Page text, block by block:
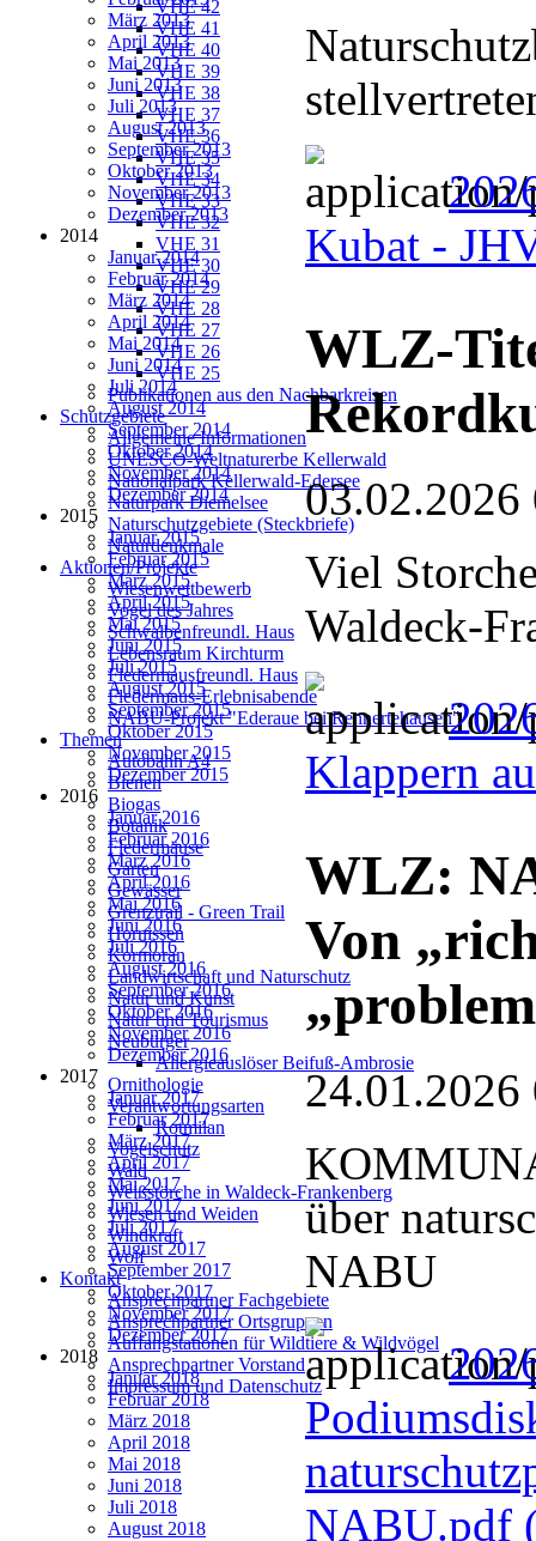
VHE 42
VHE 41
VHE 40
VHE 39
VHE 38
VHE 37
VHE 36
VHE 35
VHE 34
VHE 33
VHE 32
VHE 31
VHE 30
VHE 29
VHE 28
VHE 27
VHE 26
VHE 25
Publikationen aus den Nachbarkreisen
Schutzgebiete
Allgemeine Informationen
UNESCO-Weltnaturerbe Kellerwald
Nationalpark Kellerwald-Edersee
Naturpark Diemelsee
Naturschutzgebiete (Steckbriefe)
Naturdenkmale
Aktionen/Projekte
Wiesenwettbewerb
Vogel des Jahres
Schwalbenfreundl. Haus
Lebensraum Kirchturm
Fledermausfreundl. Haus
Fledermaus-Erlebnisabende
NABU-Projekt "Ederaue bei Rennertehausen"
Themen
Autobahn A4
Bienen
Biogas
Botanik
Fledermäuse
Garten
Gewässer
Grenztrail - Green Trail
Hornissen
Kormoran
Landwirtschaft und Naturschutz
Natur und Kunst
Natur und Tourismus
Neubürger
Allergieauslöser Beifuß-Ambrosie
Ornithologie
Verantwortungsarten
Rotmilan
Vogelschutz
Wald
Weißstörche in Waldeck-Frankenberg
Wiesen und Weiden
Windkraft
Wolf
Kontakt
Ansprechpartner Fachgebiete
Ansprechpartner Ortsgruppen
Auffangstationen für Wildtiere & Wildvögel
Ansprechpartner Vorstand
Impressum und Datenschutz
März 2013
April 2013
Mai 2013
Juni 2013
Juli 2013
August 2013
September 2013
Oktober 2013
November 2013
Dezember 2013
2014
Januar 2014
Februar 2014
März 2014
April 2014
Mai 2014
Juni 2014
Juli 2014
August 2014
September 2014
Oktober 2014
November 2014
Dezember 2014
2015
Januar 2015
Februar 2015
März 2015
April 2015
Mai 2015
Juni 2015
Juli 2015
August 2015
September 2015
Oktober 2015
November 2015
Dezember 2015
2016
Januar 2016
Februar 2016
März 2016
April 2016
Mai 2016
Juni 2016
Juli 2016
August 2016
September 2016
Oktober 2016
November 2016
Dezember 2016
2017
Januar 2017
Februar 2017
März 2017
April 2017
Mai 2017
Juni 2017
Juli 2017
August 2017
September 2017
Oktober 2017
November 2017
Dezember 2017
2018
Januar 2018
Februar 2018
März 2018
April 2018
Mai 2018
Juni 2018
Juli 2018
August 2018
Kubat -
WLZ-
03.02.2026
Viel
Waldeck-
Klappern
WLZ:
Von
24.01.2026
über
NABU
NABU.pdf